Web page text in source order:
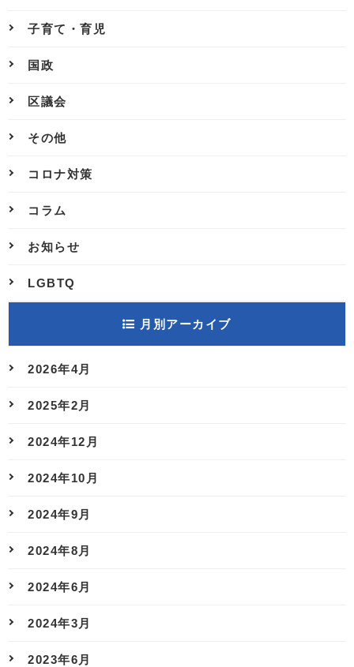
子育て・育児
国政
区議会
その他
コロナ対策
コラム
お知らせ
LGBTQ
月別アーカイブ
2026年4月
2025年2月
2024年12月
2024年10月
2024年9月
2024年8月
2024年6月
2024年3月
2023年6月